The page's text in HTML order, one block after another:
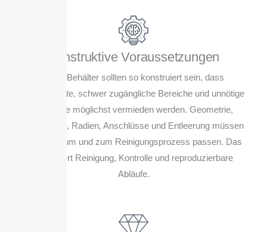
Konstruktive Voraussetzungen
GMP Behälter sollten so konstruiert sein, dass
Produktreste, schwer zugängliche Bereiche und unnötige
Toträume möglichst vermieden werden. Geometrie,
Übergänge, Radien, Anschlüsse und Entleerung müssen
zum Medium und zum Reinigungsprozess passen. Das
erleichtert Reinigung, Kontrolle und reproduzierbare
Abläufe.